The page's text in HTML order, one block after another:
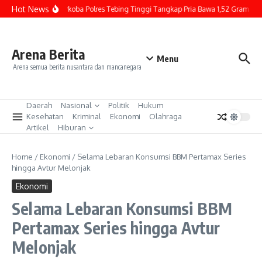
Lewati ke konten
Hot News
Sat Resnarkoba Polres Tebing Tinggi Tangkap Pria Bawa 1,52 Gram
Arena Berita
Arena semua berita nusantara dan mancanegara
Menu
Daerah Nasional Politik
Hukum
Kesehatan
Kriminal Ekonomi
Olahraga
Artikel
Hiburan
Home / Ekonomi / Selama Lebaran Konsumsi BBM Pertamax Series
hingga Avtur Melonjak
Ekonomi
Selama Lebaran Konsumsi BBM
Pertamax Series hingga Avtur
Melonjak